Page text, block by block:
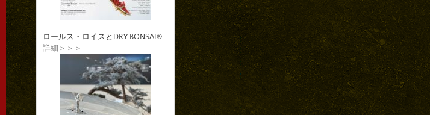
ロールス・ロイスとDRY BONSAI®
詳細＞＞＞